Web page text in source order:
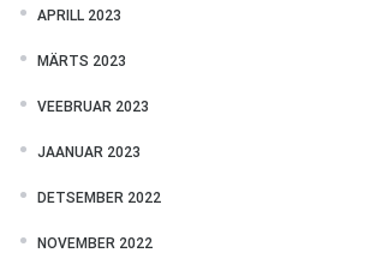
APRILL 2023
MÄRTS 2023
VEEBRUAR 2023
JAANUAR 2023
DETSEMBER 2022
NOVEMBER 2022